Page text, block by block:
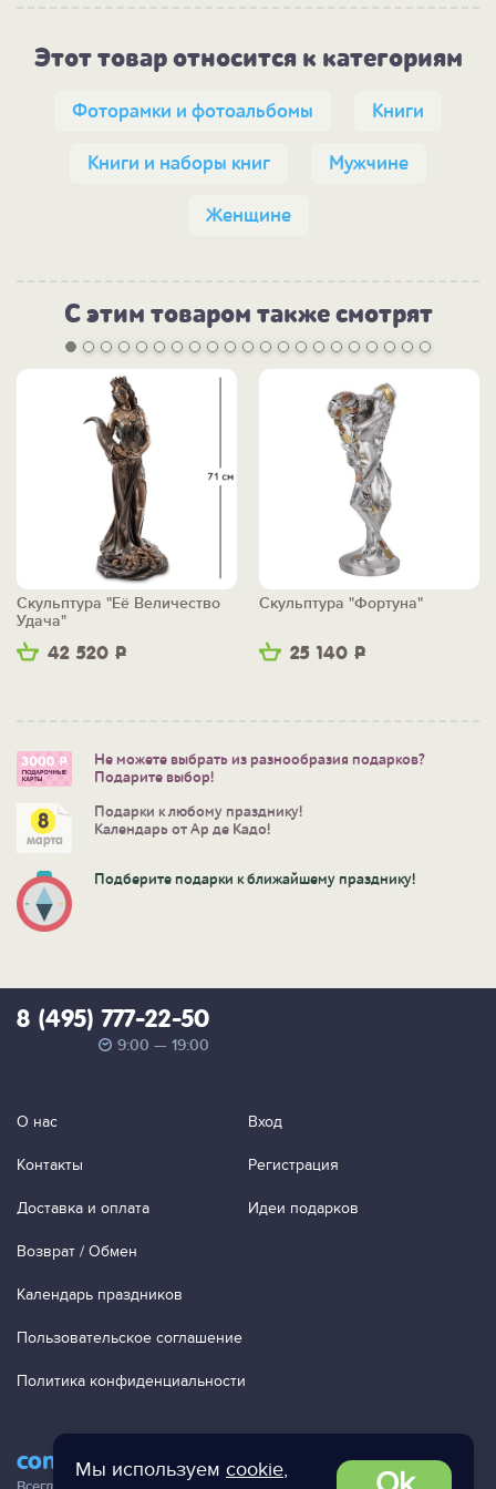
Мы используем cookie,
Этот товар относится к категориям
Фоторамки и фотоальбомы Книги
Книги и наборы книг Мужчине
Женщине
С этим товаром также смотрят
42 520 Р
Скульптура "Её Величество
Удача"
25 140 Р
Скульптура "Фортуна"
Не можете выбрать из разнообразия подарков?
Подарите выбор!
Подарки к любому празднику!
Календарь от Ар де Кадо!
Подберите подарки к ближайшему празднику!
contact@ac-studio.ru
8 (495) 777-22-50
9:00 — 19:00
О нас
Контакты
Доставка и оплата
Возврат / Обмен
Календарь праздников
Пользовательское соглашение
Политика конфиденциальности
Вход
Регистрация
Идеи подарков